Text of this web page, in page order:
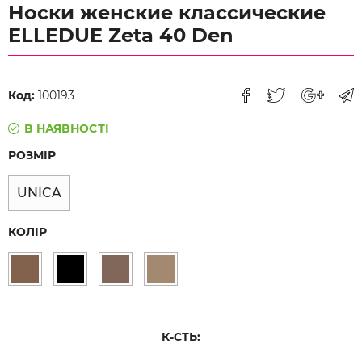
Носки женские классические
ELLEDUE Zeta 40 Den
Код: 100193
В НАЯВНОСТІ
РОЗМІР
UNICA
КОЛІР
К-СТЬ: